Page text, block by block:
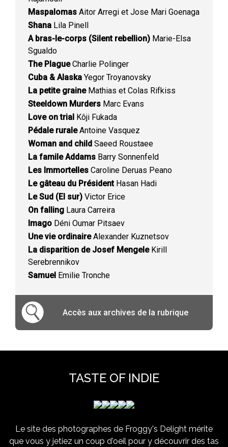
Maspalomas Aitor Arregi et Jose Mari Goenaga
Shana Lila Pinell
A bras-le-corps (Silent rebellion) Marie-Elsa
Sgualdo
The PlagueCharlie Polinger
Cuba & Alaska Yegor Troyanovsky
La petite graineMathias et Colas Rifkiss
Steeldown Murders Marc Evans
Love on trial Kôji Fukada
Pédale ruraleAntoine Vasquez
Woman and child Saeed Roustaee
La famile Addams Barry Sonnenfeld
Les Immortelles Caroline Deruas Peano
Le gâteau du PrésidentHasan Hadi
Le Sud (El sur) Victor Erice
On falling Laura Carreira
Imago Déni Oumar Pitsaev
Une vie ordinaireAlexander Kuznetsov
La disparition de Josef MengeleKirill
Serebrennikov
Samuel Emilie Tronche
Accès aux archives de la rubrique
TASTE OF INDIE
Le site des photographes de Froggy's Delight mérite
que vous y jetiez un coup d'oeil pour y découvrir des tas